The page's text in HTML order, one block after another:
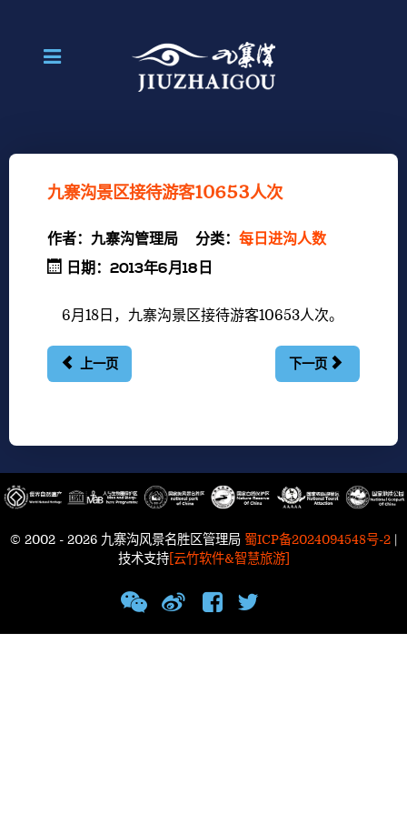
九寨沟景区接待游客10653人次
作者： 九寨沟管理局 分类： 每日进沟人数
日期：2013年6月18日
6月18日，九寨沟景区接待游客10653人次。
上一页 下一页
© 2002 - 2026 九寨沟风景名胜区管理局 蜀ICP备2024094548号-2 |
技术支持[云竹软件&智慧旅游]